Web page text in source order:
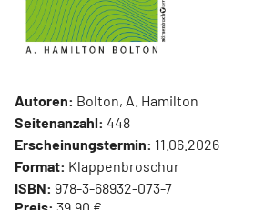
Autoren: Bolton, A. Hamilton
Seitenanzahl: 448
Erscheinungstermin: 11.06.2026
Format: Klappenbroschur
ISBN: 978-3-68932-073-7